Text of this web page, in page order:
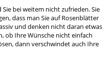
bei weitem nicht zufrieden. Sie
dass man Sie auf Rosenblätter
und denken nicht daran etwas
ob Ihre Wünsche nicht einfach
dann verschwindet auch Ihre